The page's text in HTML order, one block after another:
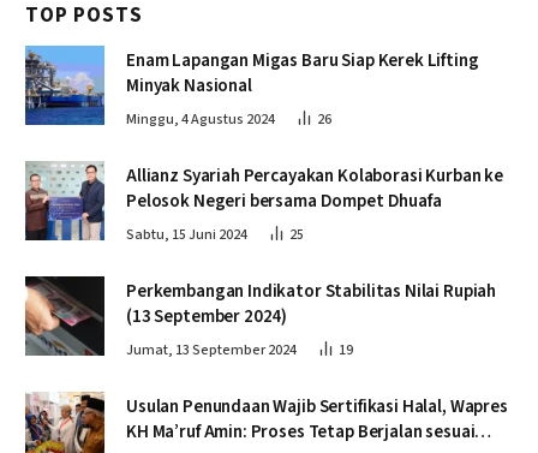
TOP POSTS
Enam Lapangan Migas Baru Siap Kerek Lifting
Minyak Nasional
Minggu, 4 Agustus 2024 26
Allianz Syariah Percayakan Kolaborasi Kurban ke
Pelosok Negeri bersama Dompet Dhuafa
Sabtu, 15 Juni 2024 25
Perkembangan Indikator Stabilitas Nilai Rupiah
(13 September 2024)
Jumat, 13 September 2024 19
Usulan Penundaan Wajib Sertifikasi Halal, Wapres
KH Ma’ruf Amin: Proses Tetap Berjalan sesuai